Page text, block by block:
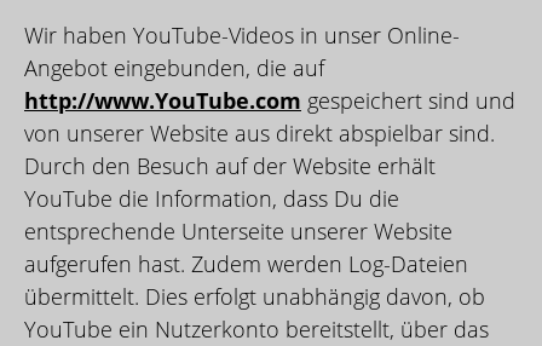
Wir haben YouTube-Videos in unser Online-
Angebot eingebunden, die auf
http://www.YouTube.com gespeichert sind und
von unserer Website aus direkt abspielbar sind.
Durch den Besuch auf der Website erhält
YouTube die Information, dass Du die
entsprechende Unterseite unserer Website
aufgerufen hast. Zudem werden Log-Dateien
übermittelt. Dies erfolgt unabhängig davon, ob
YouTube ein Nutzerkonto bereitstellt, über das